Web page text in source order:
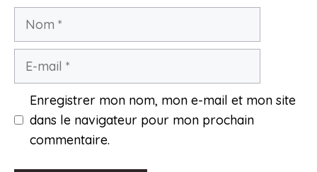
Nom
Enregistrer mon nom, mon e-mail et mon site
dans le navigateur pour mon prochain
commentaire.